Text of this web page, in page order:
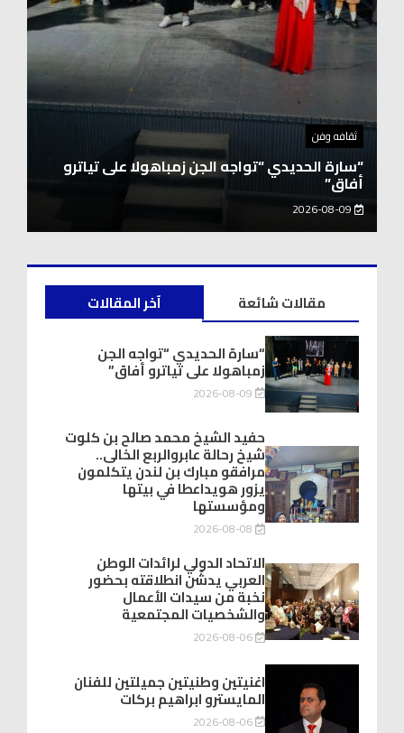
توك شو
حفيد الشيخ محمد صالح بن كلوت شيخ رحالة
عابروالربع الخالى.. مرافقو مبارك بن لندن يتكلمون
يزور هويداعطا في بيتها ومؤسستها
آخر المقالات
مقالات شائعة
“سارة الحديدي “تواجه الجن
زمباهولا على تياترو أفاق”
2026-08-09
حفيد الشيخ محمد صالح بن كلوت
شيخ رحالة عابروالربع الخالى..
مرافقو مبارك بن لندن يتكلمون
يزور هويداعطا في بيتها
ومؤسستها
2026-08-08
الاتحاد الدولي لرائدات الوطن
العربي يدشّن انطلاقته بحضور
نخبة من سيدات الأعمال
والشخصيات المجتمعية
2026-08-06
اغنيتين وطنيتين جميلتين للفنان
المايسترو ابراهيم بركات
2026-08-06